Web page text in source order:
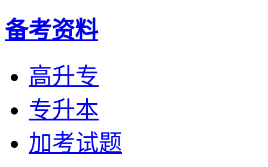
备考资料
高升专
专升本
加考试题